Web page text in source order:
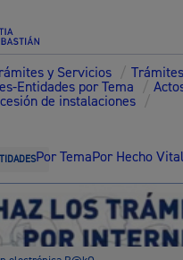
y Servicios / Trámites
Entidades por Tema /
de instalaciones /
Por TemaPor Hecho Vital